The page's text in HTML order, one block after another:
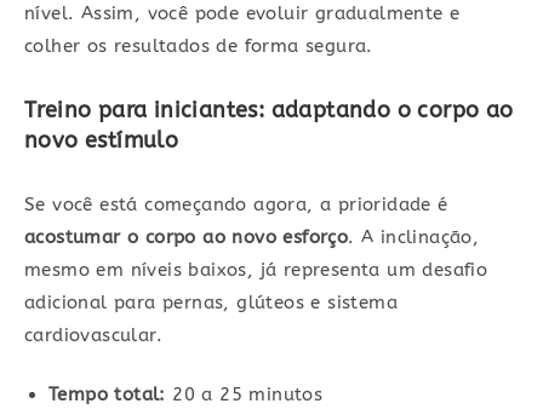
nível. Assim, você pode evoluir gradualmente e
colher os resultados de forma segura.
Treino para iniciantes: adaptando o corpo ao
novo estímulo
Se você está começando agora, a prioridade é
acostumar o corpo ao novo esforço. A inclinação,
mesmo em níveis baixos, já representa um desafio
adicional para pernas, glúteos e sistema
cardiovascular.
Tempo total: 20 a 25 minutos